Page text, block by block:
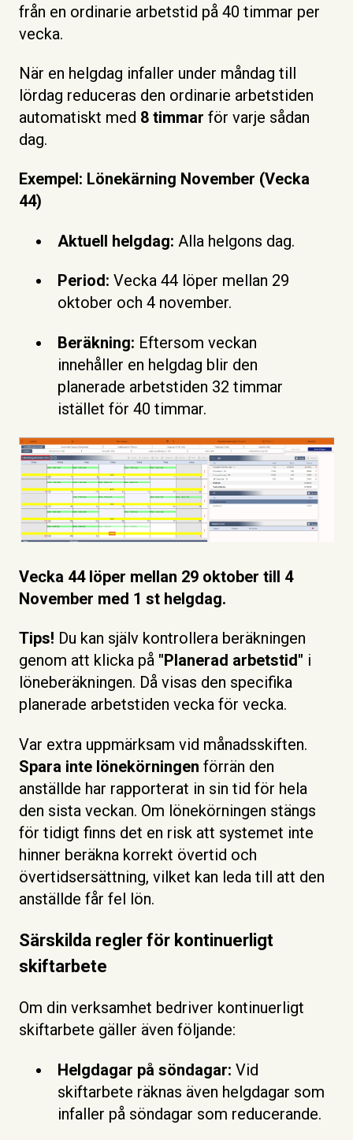
från en ordinarie arbetstid på 40 timmar per
vecka.
När en helgdag infaller under måndag till
lördag reduceras den ordinarie arbetstiden
automatiskt med 8 timmar för varje sådan
dag.
Exempel: Lönekärning November (Vecka
44)
Aktuell helgdag: Alla helgons dag.
Period: Vecka 44 löper mellan 29
oktober och 4 november.
Beräkning: Eftersom veckan
innehåller en helgdag blir den
planerade arbetstiden 32 timmar
istället för 40 timmar.
Vecka 44 löper mellan 29 oktober till 4
November med 1 st helgdag.
Tips! Du kan själv kontrollera beräkningen
genom att klicka på "Planerad arbetstid" i
löneberäkningen. Då visas den specifika
planerade arbetstiden vecka för vecka.
Var extra uppmärksam vid månadsskiften.
Spara inte lönekörningen förrän den
anställde har rapporterat in sin tid för hela
den sista veckan. Om lönekörningen stängs
för tidigt finns det en risk att systemet inte
hinner beräkna korrekt övertid och
övertidsersättning, vilket kan leda till att den
anställde får fel lön.
Särskilda regler för kontinuerligt
skiftarbete
Om din verksamhet bedriver kontinuerligt
skiftarbete gäller även följande:
Helgdagar på söndagar: Vid
skiftarbete räknas även helgdagar som
infaller på söndagar som reducerande.